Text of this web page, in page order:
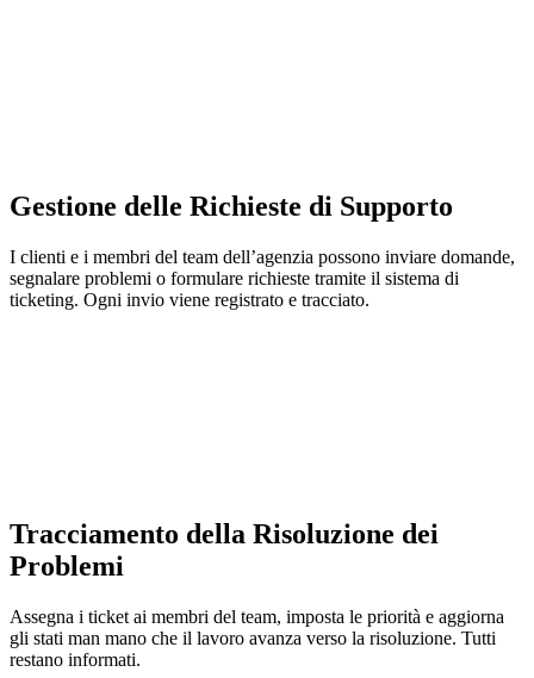
Gestione delle Richieste di Supporto
I clienti e i membri del team dell’agenzia possono inviare domande,
segnalare problemi o formulare richieste tramite il sistema di
ticketing. Ogni invio viene registrato e tracciato.
Tracciamento della Risoluzione dei
Problemi
Assegna i ticket ai membri del team, imposta le priorità e aggiorna
gli stati man mano che il lavoro avanza verso la risoluzione. Tutti
restano informati.